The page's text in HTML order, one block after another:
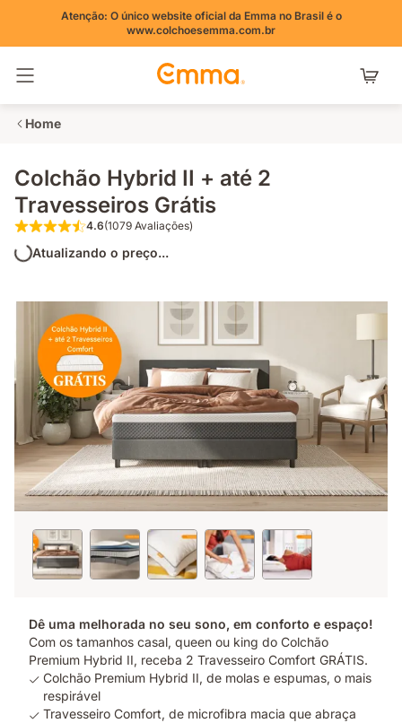
Atenção: O único website oficial da Emma no Brasil é o
www.colchoesemma.com.br
Home
Colchão Hybrid II + até 2
Travesseiros Grátis
4.6 de 5 estrelas (1079 Avaliações)
4.6(1079 Avaliações)
Atualizando o preço...
Dê uma melhorada no seu sono, em conforto e espaço!
Com os tamanhos casal, queen ou king do Colchão
Premium Hybrid II, receba 2 Travesseiro Comfort GRÁTIS.
Colchão Premium Hybrid II, de molas e espumas, o mais
respirável
Travesseiro Comfort, de microfibra macia que abraça